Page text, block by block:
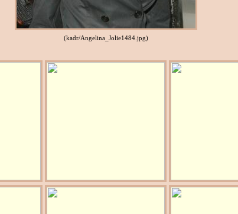
(kadr/Angelina_Jolie1484.jpg)